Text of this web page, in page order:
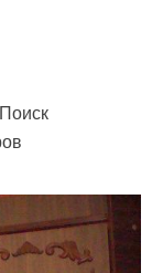
Поиск